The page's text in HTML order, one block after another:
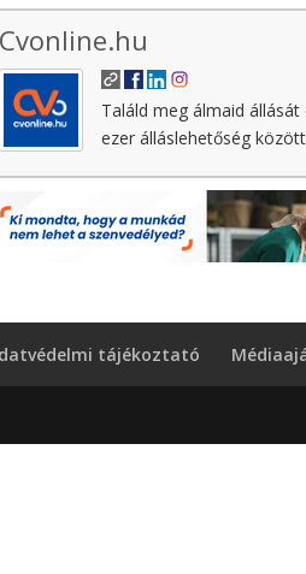
Cvonline.hu
Találd meg álmaid
ezer álláslehetőség
tájékoztató